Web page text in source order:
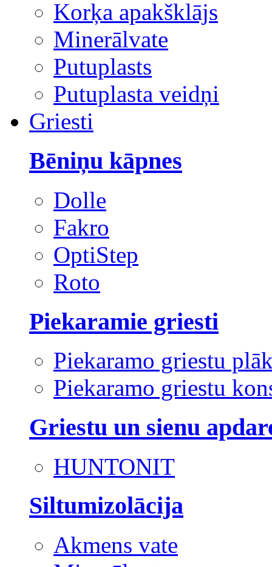
Korķa apakšklājs
Minerālvate
Putuplasts
Putuplasta veidņi
Griesti
Bēniņu kāpnes
Dolle
Fakro
OptiStep
Roto
Piekaramie griesti
Piekaramo griestu
Piekaramo griestu
Griestu un sienu
HUNTONIT
Siltumizolācija
Akmens vate